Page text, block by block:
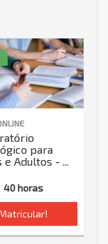
para
e Adultos - ...
40 horas